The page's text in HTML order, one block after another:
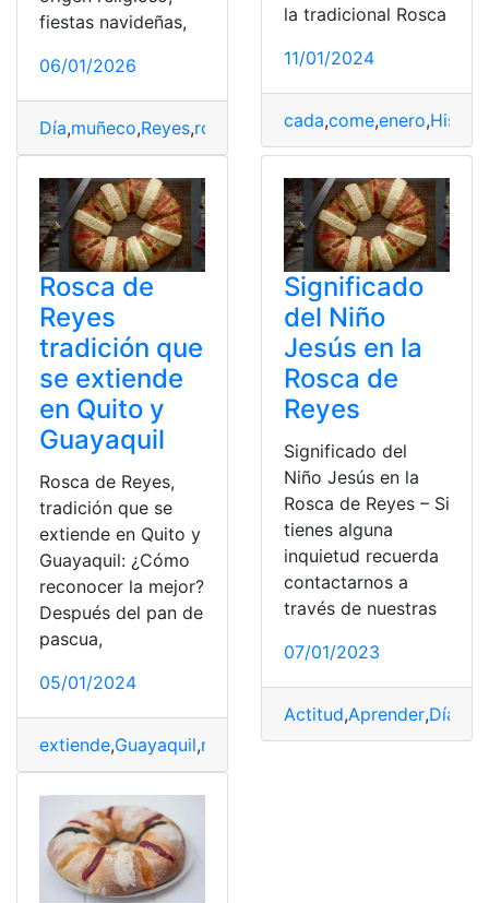
fiestas navideñas,
06/01/2026
Día,muñeco,Reyes,rosca significa
la tradicional Rosca
11/01/2024
cada,come,enero,
Rosca de
Reyes
tradición que
se extiende
en Quito y
Guayaquil
Rosca de Reyes,
tradición que se
extiende en Quito y
Guayaquil: ¿Cómo
reconocer la mejor?
Después del pan de
pascua,
05/01/2024
extiende,Guayaquil,mejor Quito,Reconocer,Reyes,
Significado
del Niño
Jesús en la
Rosca de
Reyes
Significado del
Niño Jesús en la
Rosca de Reyes – Si
tienes alguna
inquietud recuerda
contactarnos a
través de nuestras
07/01/2023
Actitud,Aprender,Día